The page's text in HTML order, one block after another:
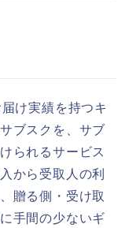
け実績を持つキ
ブスクを、サブ
られるサービス
から受取人の利
贈る側・受け取
手間の少ないギ